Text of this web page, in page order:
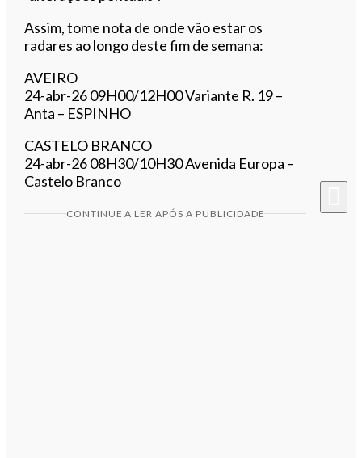
Assim, tome nota de onde vão estar os
radares ao longo deste fim de semana:
AVEIRO
​24-abr-26 09H00/12H00 Variante R. 19 –
Anta – ESPINHO
CASTELO BRANCO
​24-abr-26 08H30/10H30 Avenida Europa –
Castelo Branco
CONTINUE A LER APÓS A PUBLICIDADE